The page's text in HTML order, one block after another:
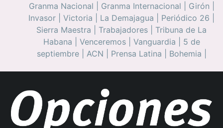
Granma Nacional
Granma Internacional Girón
Invasor
Victoria La Demajagua Periódico 26
Sierra Maestra
Trabajadores
Tribuna de La
Habana
Venceremos| Vanguardia
5 de
septiembre| ACN Prensa Latina Bohemia